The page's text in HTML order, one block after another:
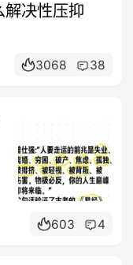
解决性压抑
3068 38
603 4